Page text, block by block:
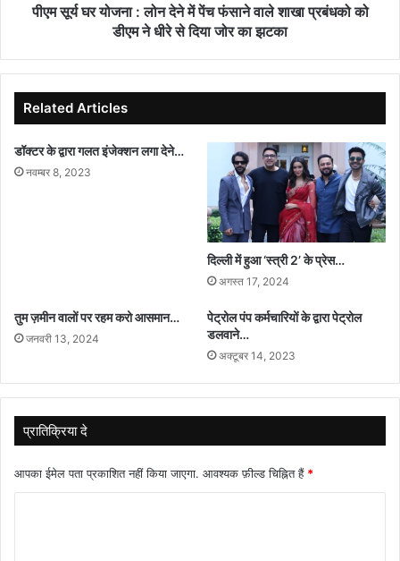
फंसाने
प्रबंधको
डीएम
ने
से
दिया
पीएम सूर्य घर योजना : लोन देने में पेंच फंसाने वाले शाखा प्रबंधको को
डीएम ने धीरे से दिया जोर का झटका
Related Articles
डॉक्टर के द्वारा गलत इंजेक्शन लगा देने…
नवम्बर 8, 2023
दिल्ली में हुआ ‘स्त्री 2’ के प्रेस…
अगस्त 17, 2024
तुम ज़मीन वालों पर रहम करो आसमान…
जनवरी 13, 2024
पेट्रोल पंप कर्मचारियों के द्वारा पेट्रोल
डलवाने…
अक्टूबर 14, 2023
प्रातिक्रिया दे
आपका ईमेल पता प्रकाशित नहीं किया जाएगा. आवश्यक फ़ील्ड चिह्नित हैं *